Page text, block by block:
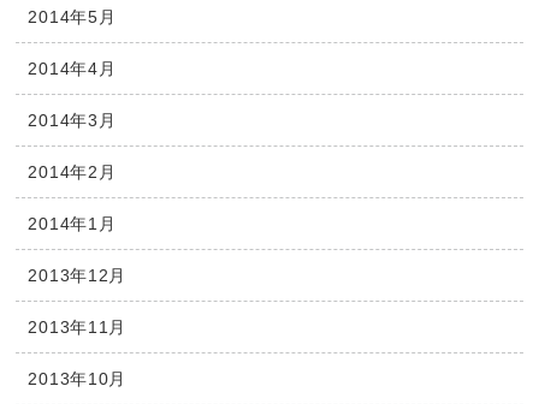
2014年5月
2014年4月
2014年3月
2014年2月
2014年1月
2013年12月
2013年11月
2013年10月